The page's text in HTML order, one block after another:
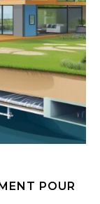
POUR